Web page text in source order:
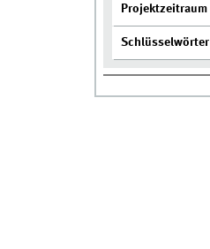
Projektzeitraum
Schlüsselwörter